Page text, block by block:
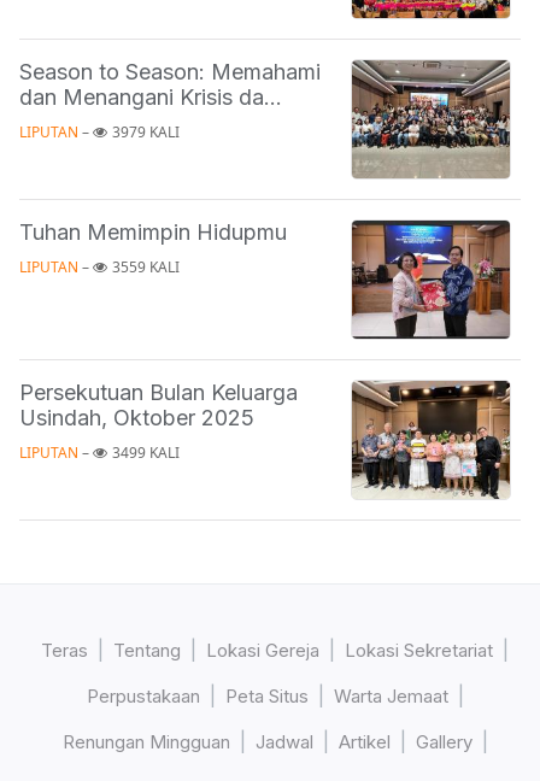
Season to Season: Memahami
dan Menangani Krisis da...
LIPUTAN – 3979 KALI
Tuhan Memimpin Hidupmu
LIPUTAN – 3559 KALI
Persekutuan Bulan Keluarga
Usindah, Oktober 2025
LIPUTAN – 3499 KALI
Teras Tentang Lokasi Gereja
Lokasi Sekretariat
Perpustakaan
Peta Situs
Warta Jemaat
Renungan Mingguan
Jadwal Artikel
Gallery